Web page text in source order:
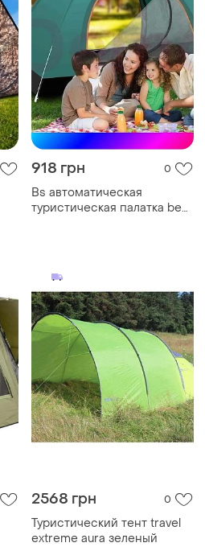
918 грн 0
Bs автоматическая
туристическая палатка best
2568 грн 0
Туристический тент travel
extreme aura зеленый